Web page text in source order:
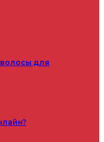
волосы для